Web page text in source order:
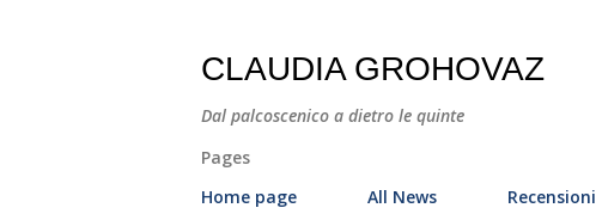
CLAUDIA GROHOVAZ
Dal palcoscenico a dietro le quinte
Pages
Home page
All News Recensioni